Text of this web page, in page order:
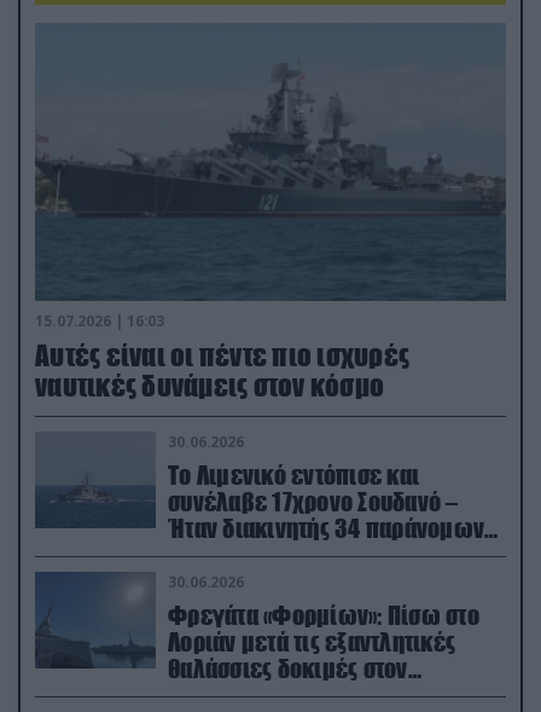
15.07.2026 | 16:03
Aυτές είναι οι πέντε πιο ισχυρές
ναυτικές δυνάμεις στον κόσμο
30.06.2026
Το Λιμενικό εντόπισε και
συνέλαβε 17χρονο Σουδανό –
Ήταν διακινητής 34 παράνομων
μεταναστών
30.06.2026
Φρεγάτα «Φορμίων»: Πίσω στο
Λοριάν μετά τις εξαντλητικές
θαλάσσιες δοκιμές στον
απαιτητικό Βισκαϊκό